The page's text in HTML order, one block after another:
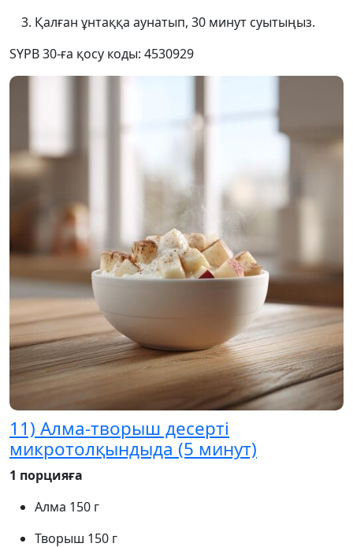
Қалған ұнтаққа аунатып, 30 минут суытыңыз.
SYPB 30-ға қосу коды: 4530929
11) Алма-творыш десерті
микротолқындыда (5 минут)
1 порцияға
Алма 150 г
Творыш 150 г